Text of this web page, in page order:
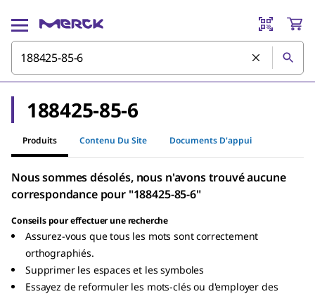
188425-85-6
Produits Contenu Du Site Documents D'appui
Nous sommes désolés, nous n'avons trouvé aucune
correspondance pour "188425-85-6"
Conseils pour effectuer une recherche
Assurez-vous que tous les mots sont correctement
orthographiés.
Supprimer les espaces et les symboles
Essayez de reformuler les mots-clés ou d'employer des